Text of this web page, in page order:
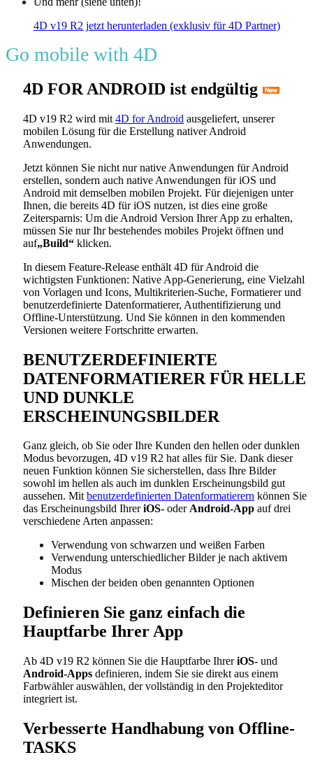
4D v19 R2 jetzt herunterladen (exklusiv für 4D Partner)
Go mobile with 4D
4D FOR ANDROID ist endgültig
4D v19 R2 wird mit 4D for Android ausgeliefert, unserer
mobilen Lösung für die Erstellung nativer Android
Anwendungen.
Jetzt können Sie nicht nur native Anwendungen für Android
erstellen, sondern auch native Anwendungen für iOS und
Android mit demselben mobilen Projekt. Für diejenigen unter
Ihnen, die bereits 4D für iOS nutzen, ist dies eine große
Zeitersparnis: Um die Android Version Ihrer App zu erhalten,
müssen Sie nur Ihr bestehendes mobiles Projekt öffnen und
auf„Build“ klicken.
In diesem Feature-Release enthält 4D für Android die
wichtigsten Funktionen: Native App-Generierung, eine Vielzahl
von Vorlagen und Icons, Multikriterien-Suche, Formatierer und
benutzerdefinierte Datenformatierer, Authentifizierung und
Offline-Unterstützung. Und Sie können in den kommenden
Versionen weitere Fortschritte erwarten.
BENUTZERDEFINIERTE
DATENFORMATIERER FÜR HELLE
UND DUNKLE
ERSCHEINUNGSBILDER
Ganz gleich, ob Sie oder Ihre Kunden den hellen oder dunklen
Modus bevorzugen, 4D v19 R2 hat alles für Sie. Dank dieser
neuen Funktion können Sie sicherstellen, dass Ihre Bilder
sowohl im hellen als auch im dunklen Erscheinungsbild gut
aussehen. Mitbenutzerdefinierten Datenformatierern können Sie
das Erscheinungsbild IhreriOS- oderAndroid-App auf drei
verschiedene Arten anpassen:
Verwendung von schwarzen und weißen Farben
Verwendung unterschiedlicher Bilder je nach aktivem
Modus
Mischen der beiden oben genannten Optionen
Definieren Sie ganz einfach die
Hauptfarbe Ihrer App
Ab 4D v19 R2 können Sie die Hauptfarbe IhreriOS- und
Android-Apps definieren, indem Sie sie direkt aus einem
Farbwähler auswählen, der vollständig in den Projekteditor
integriert ist.
Verbesserte Handhabung von Offline-
TASKS